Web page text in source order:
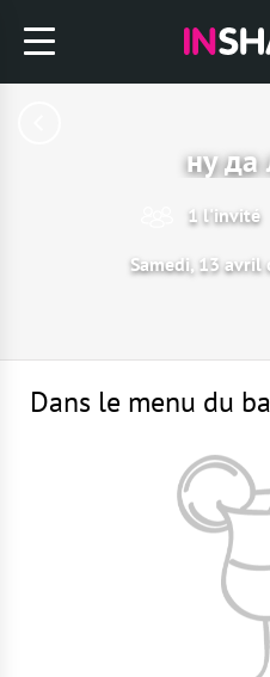
ну да
1 l'invité
Samedi, 13 avril
Dans le menu du